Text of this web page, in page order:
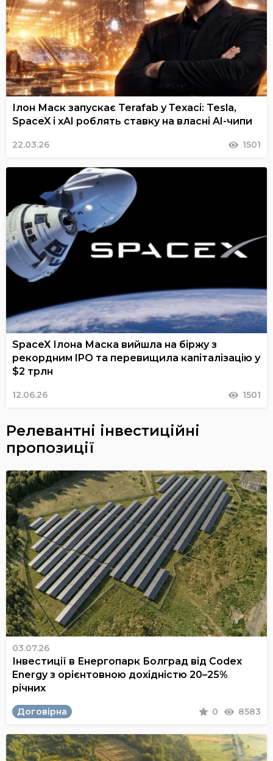
Ілон Маск запускає Terafab у Техасі: Tesla,
SpaceX і xAI роблять ставку на власні AI-чипи
22.03.26 1501
SpaceX Ілона Маска вийшла на біржу з
рекордним IPO та перевищила капіталізацію у
$2 трлн
12.06.26 1501
Релевантні інвестиційні
пропозиції
03.07.26
Інвестиції в Енергопарк Болград від Codex
Energy з орієнтовною дохідністю 20–25%
річних
Договірна 0 8583